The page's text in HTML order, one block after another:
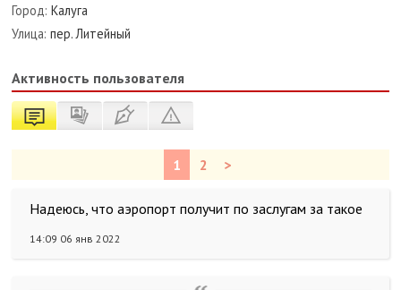
Город: Калуга
Улица: пер. Литейный
Активность пользователя
1 2 >
Надеюсь, что аэропорт получит по заслугам за такое
14:09 06 янв 2022